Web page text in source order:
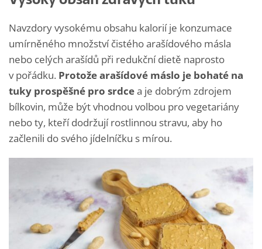
Navzdory vysokému obsahu kalorií je konzumace
umírněného množství čistého arašídového másla
nebo celých arašídů při redukční dietě naprosto
v pořádku. Protože arašídové máslo je bohaté na
tuky prospěšné pro srdcea je dobrým zdrojem
bílkovin, může být vhodnou volbou pro vegetariány
nebo ty, kteří dodržují rostlinnou stravu, aby ho
začlenili do svého jídelníčku s mírou.